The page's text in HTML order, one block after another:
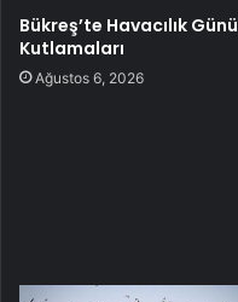
Bükreş’te Havacılık Günü
Kutlamaları
Ağustos 6, 2026